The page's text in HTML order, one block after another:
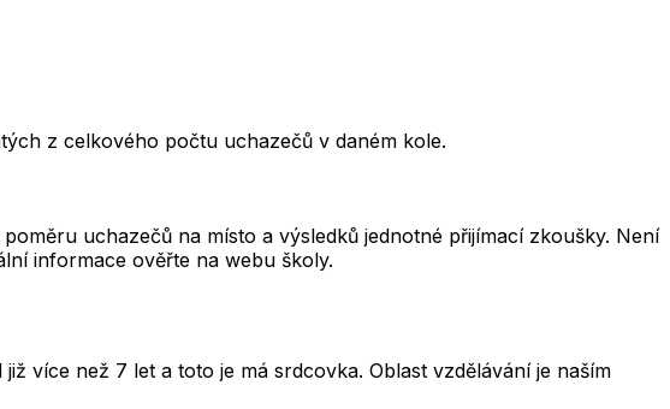
z celkového počtu uchazečů v daném kole.
uchazečů na místo a výsledků jednotné přijímací zkoušky. Není
informace ověřte na webu školy.
více než 7 let a toto je má srdcovka. Oblast vzdělávání je naším